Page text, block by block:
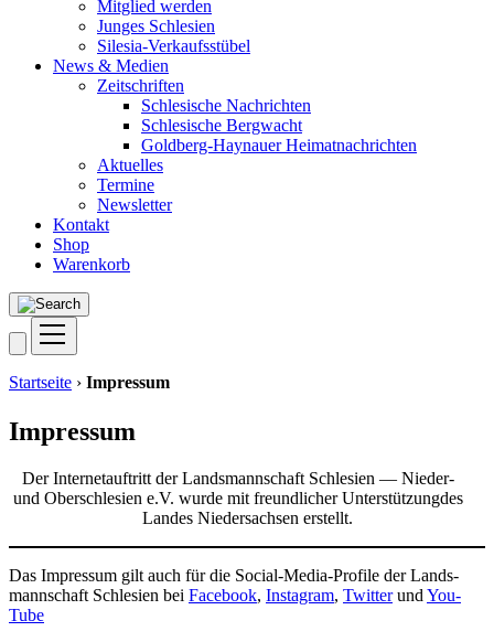
Mitglied werden
Junges Schlesien
Silesia-Verkaufsstübel
News & Medien
Zeitschriften
Schlesische Nachrichten
Schlesische Bergwacht
Goldberg-Haynauer Heimatnachrichten
Aktuelles
Termine
Newsletter
Kontakt
Shop
Warenkorb
Startseite › Impressum
Impressum
Der Inter­net­auf­tritt der Lands­mann­schaft Schle­si­en — Nie­der-
und Ober­schle­si­en e.V. wur­de mit freund­li­cher Unter­stüt­zung­des
Lan­des Nie­der­sach­sen erstellt.
Das Impres­sum gilt auch für die Social-Media-Pro­fi­le der Lands­
mann­schaft Schle­si­en bei Face­book, Insta­gram, Twit­terund You­
Tube